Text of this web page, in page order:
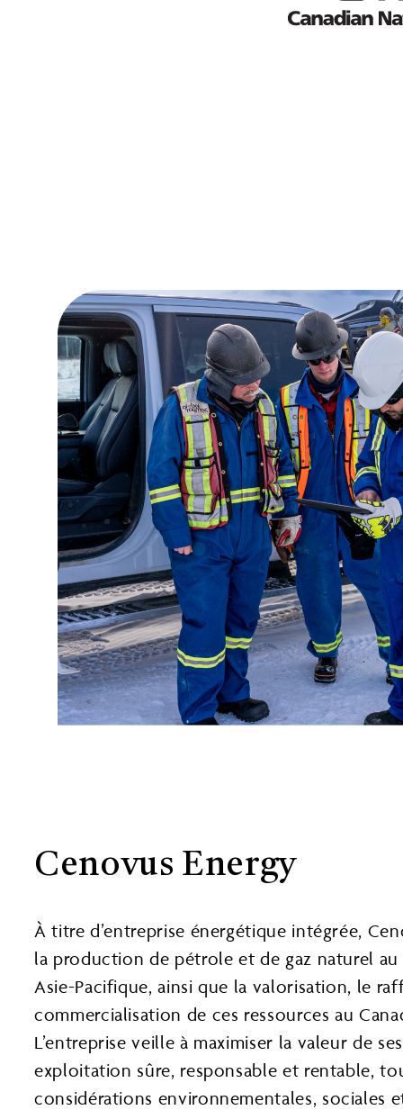
Cenovus Energy
À titre d’entreprise énergétique intégrée,
la production de pétrole et de gaz naturel au
Asie-Pacifique, ainsi que la valorisation, le
commercialisation de ces ressources au
L’entreprise veille à maximiser la valeur de
exploitation sûre, responsable et rentable,
considérations environnementales, sociales